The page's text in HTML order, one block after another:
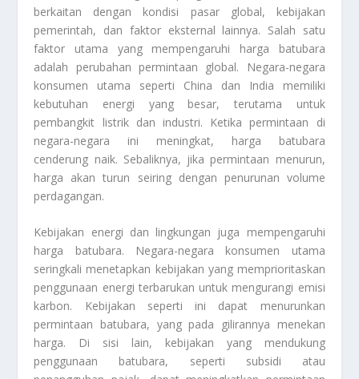
berkaitan dengan kondisi pasar global, kebijakan
pemerintah, dan faktor eksternal lainnya. Salah satu
faktor utama yang mempengaruhi harga batubara
adalah perubahan permintaan global. Negara-negara
konsumen utama seperti China dan India memiliki
kebutuhan energi yang besar, terutama untuk
pembangkit listrik dan industri. Ketika permintaan di
negara-negara ini meningkat, harga batubara
cenderung naik. Sebaliknya, jika permintaan menurun,
harga akan turun seiring dengan penurunan volume
perdagangan.
Kebijakan energi dan lingkungan juga mempengaruhi
harga batubara. Negara-negara konsumen utama
seringkali menetapkan kebijakan yang memprioritaskan
penggunaan energi terbarukan untuk mengurangi emisi
karbon. Kebijakan seperti ini dapat menurunkan
permintaan batubara, yang pada gilirannya menekan
harga. Di sisi lain, kebijakan yang mendukung
penggunaan batubara, seperti subsidi atau